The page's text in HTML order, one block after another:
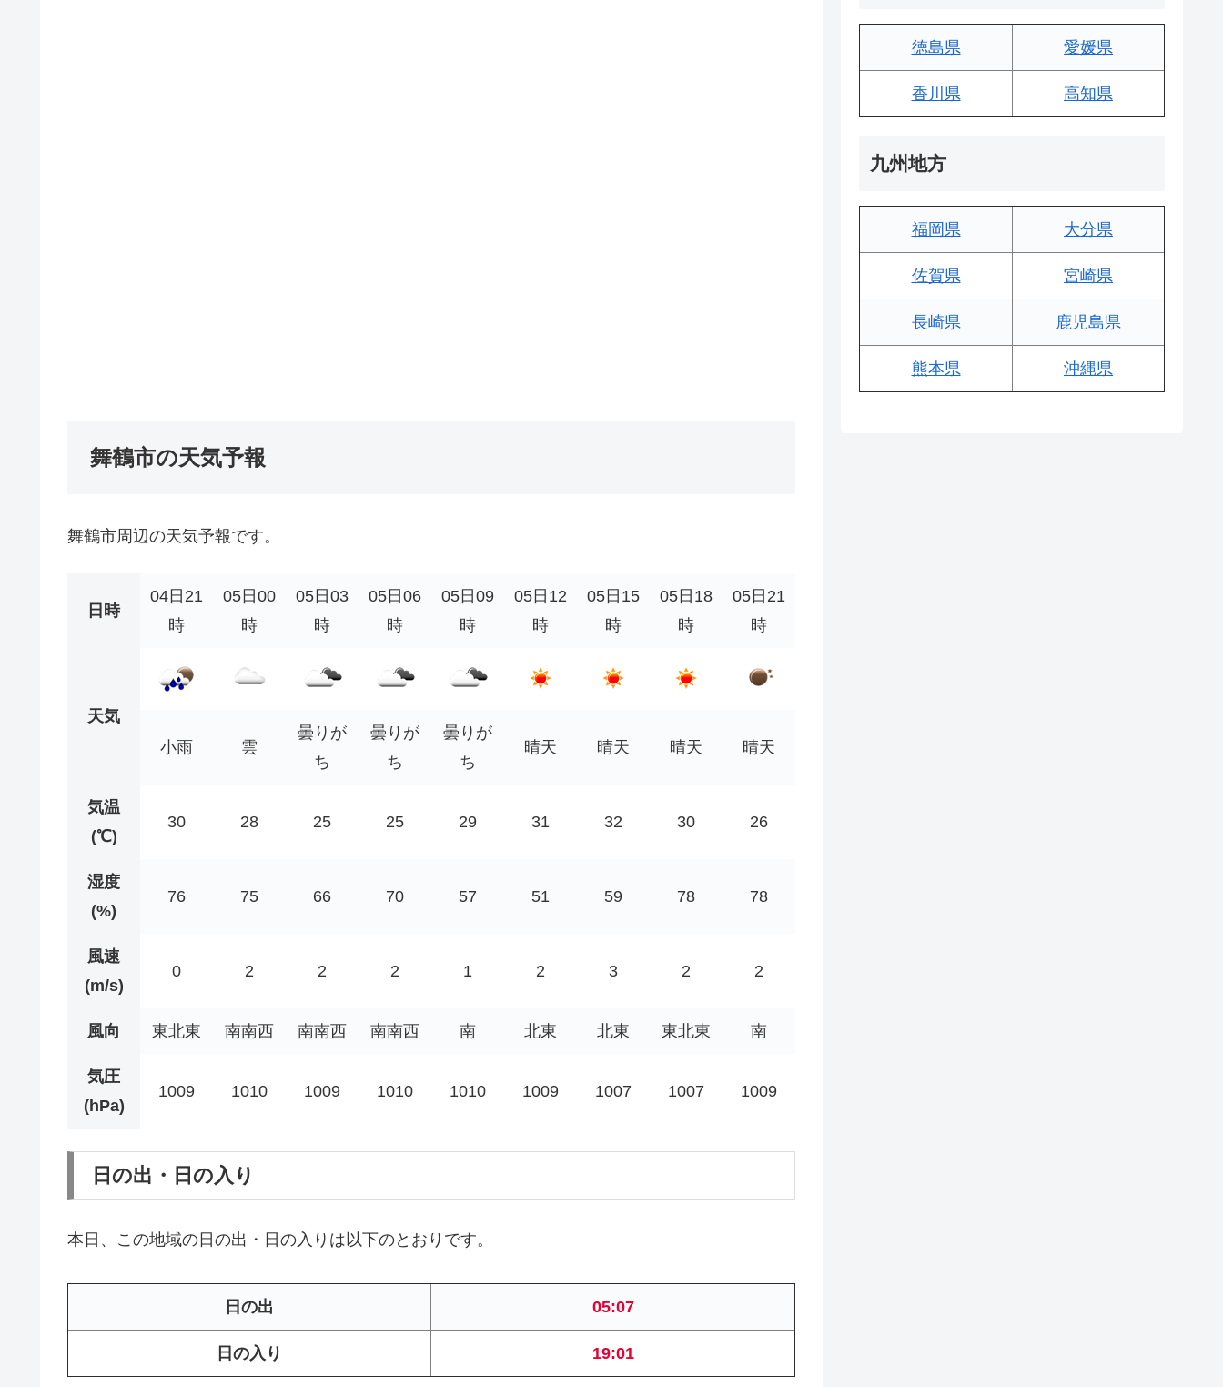
舞鶴市の天気予報
舞鶴市周辺の天気予報です。
日時
04日21
時
05日00
時
05日03
時
05日06
時
05日09
時
05日12
時
05日15
時
05日18
時
05日21
時
天気
小雨
雲
曇りが
ち
曇りが
ち
曇りが
ち
晴天 晴天 晴天 晴天
気温
(℃)
30 28 25 25 29 31 32 30 26
湿度
(%)
76 75 66 70 57 51 59 78 78
風速
(m/s)
0 2 2 2 1 2 3 2 2
風向 東北東 南南西 南南西 南南西 南 北東 北東 東北東 南
気圧
(hPa)
1009 1010 1009 1010 1010 1009 1007 1007 1009
日の出・日の入り
本日、この地域の日の出・日の入りは以下のとおりです。
日の出 05:07
日の入り 19:01
徳島県 愛媛県
香川県 高知県
九州地方
福岡県 大分県
佐賀県 宮崎県
長崎県 鹿児島県
熊本県 沖縄県